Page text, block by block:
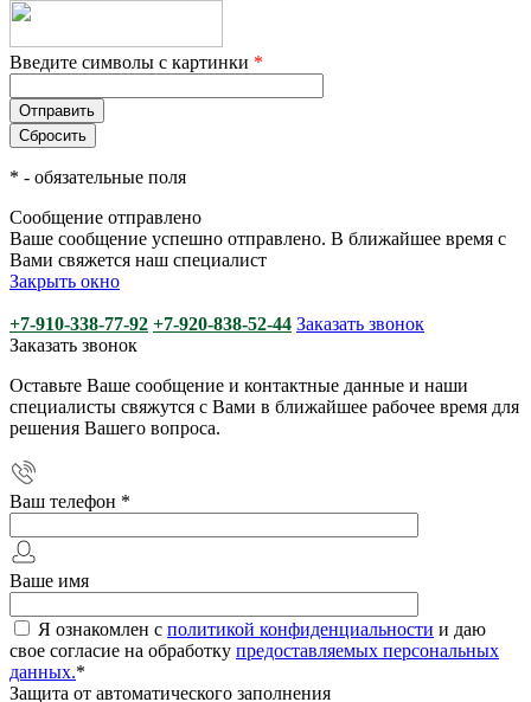
Введите символы с картинки *
* - обязательные поля
Сообщение отправлено
Ваше сообщение успешно отправлено. В ближайшее время с
Вами свяжется наш специалист
Закрыть окно
+7-910-338-77-92 +7-920-838-52-44 Заказать звонок
Заказать звонок
Оставьте Ваше сообщение и контактные данные и наши
специалисты свяжутся с Вами в ближайшее рабочее время для
решения Вашего вопроса.
Ваш телефон *
Ваше имя
Я ознакомлен с политикой конфиденциальности и даю
свое согласие на обработку предоставляемых персональных
данных.*
Защита от автоматического заполнения